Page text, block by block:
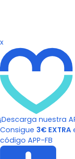
x
¡Descarga nuestra
Consigue 3€ EXTRA
código APP-FB